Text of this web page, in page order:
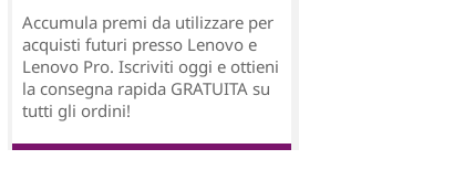
Accumula premi da utilizzare per
acquisti futuri presso Lenovo e
Lenovo Pro. Iscriviti oggi e ottieni
la consegna rapida GRATUITA su
tutti gli ordini!